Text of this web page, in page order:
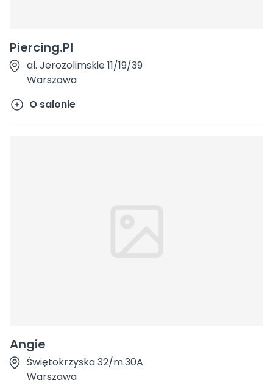
Piercing.Pl
al. Jerozolimskie 11/19/39
Warszawa
O salonie
Angie
Świętokrzyska 32/m.30A
Warszawa